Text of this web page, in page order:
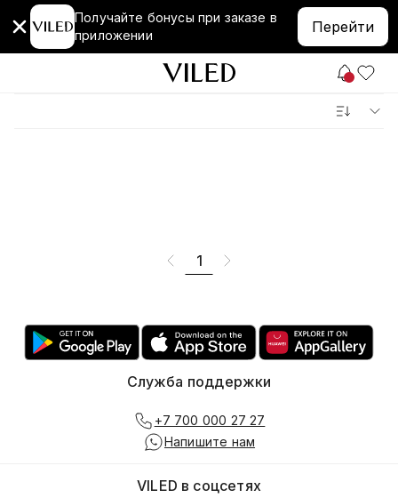
Получайте бонусы при заказе в
приложении
Перейти
1
VILED в соцсетях
Служба поддержки
+7 700 000 27 27
Напишите нам